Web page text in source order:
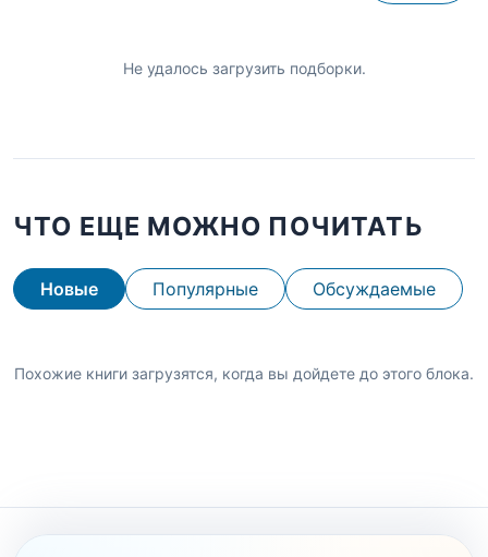
Не удалось загрузить подборки.
ЧТО ЕЩЕ МОЖНО ПОЧИТАТЬ
Новые Популярные Обсуждаемые
Похожие книги загрузятся, когда вы дойдете до этого блока.